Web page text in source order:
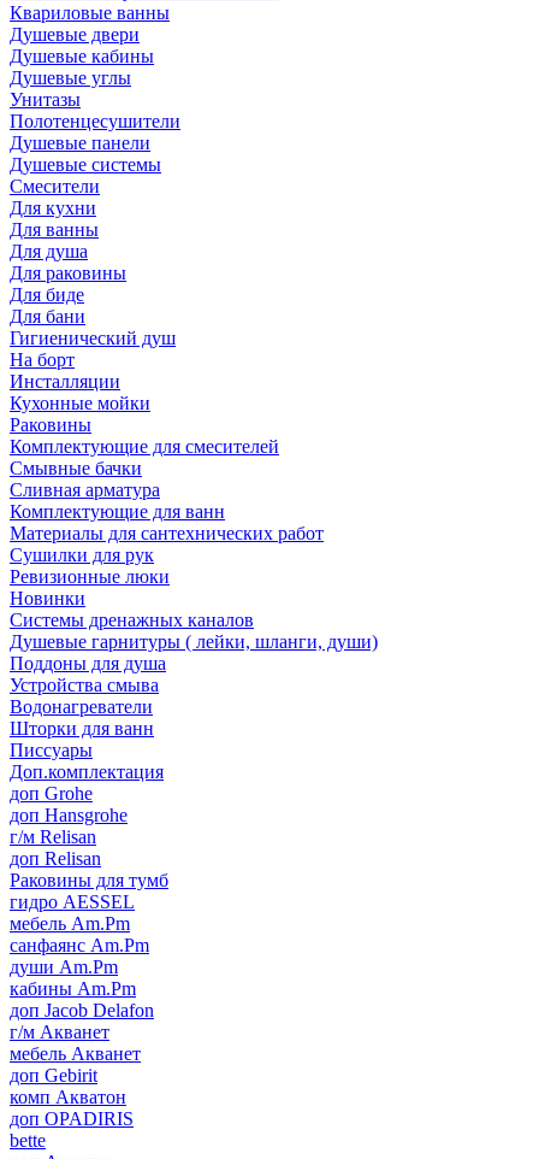
Квариловые ванны
Душевые двери
Душевые кабины
Душевые углы
Унитазы
Полотенцесушители
Душевые панели
Душевые системы
Смесители
Для кухни
Для ванны
Для душа
Для раковины
Для биде
Для бани
Гигиенический душ
На борт
Инсталляции
Кухонные мойки
Раковины
Комплектующие для смесителей
Смывные бачки
Сливная арматура
Комплектующие для ванн
Материалы для сантехнических работ
Сушилки для рук
Ревизионные люки
Новинки
Системы дренажных каналов
Душевые гарнитуры ( лейки, шланги, души)
Поддоны для душа
Устройства смыва
Водонагреватели
Шторки для ванн
Писсуары
Доп.комплектация
доп Grohe
доп Hansgrohe
г/м Relisan
доп Relisan
Раковины для тумб
гидро AESSEL
мебель Am.Pm
санфаянс Am.Pm
души Am.Pm
кабины Am.Pm
доп Jacob Delafon
г/м Акванет
мебель Акванет
доп Gebirit
комп Акватон
доп OPADIRIS
bette